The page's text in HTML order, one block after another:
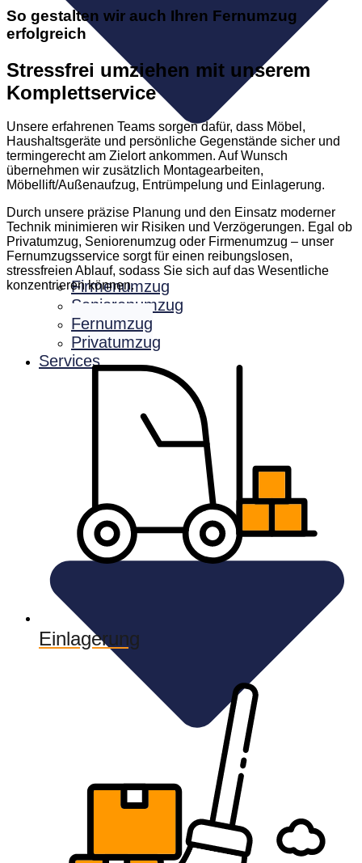
Firmenumzug
Seniorenumzug
Fernumzug
Privatumzug
Services
So gestalten wir auch Ihren Fernumzug
erfolgreich
Stressfrei umziehen mit unserem
Komplettservice
Unsere erfahrenen Teams sorgen dafür, dass Möbel,
Haushaltsgeräte und persönliche Gegenstände sicher und
termingerecht am Zielort ankommen. Auf Wunsch
übernehmen wir zusätzlich Montagearbeiten,
Möbellift/Außenaufzug, Entrümpelung und Einlagerung.
Durch unsere präzise Planung und den Einsatz moderner
Technik minimieren wir Risiken und Verzögerungen. Egal ob
Privatumzug, Seniorenumzug oder Firmenumzug – unser
Fernumzugsservice sorgt für einen reibungslosen,
stressfreien Ablauf, sodass Sie sich auf das Wesentliche
konzentrieren können.
Einlagerung